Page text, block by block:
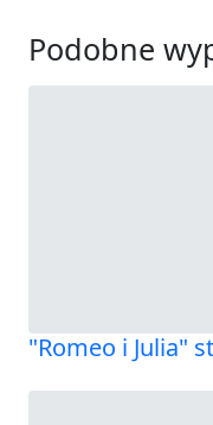
Podobne
"Romeo i Julia"